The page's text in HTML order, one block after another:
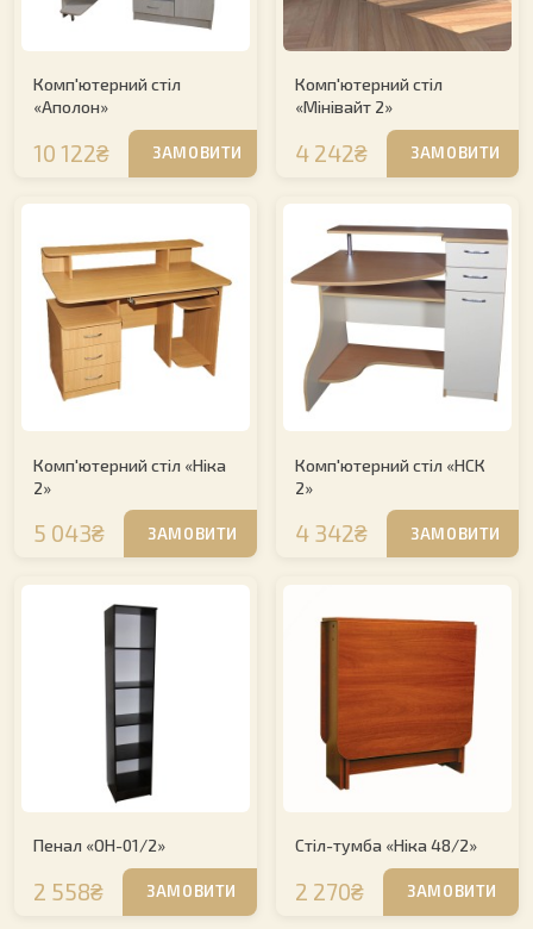
Комп'ютерний стіл
«Аполон»
10 122₴ ЗАМОВИТИ
Комп'ютерний стіл
«Мінівайт 2»
4 242₴ ЗАМОВИТИ
Комп'ютерний стіл «Ніка
2»
5 043₴ ЗАМОВИТИ
Комп'ютерний стіл «НСК
2»
4 342₴ ЗАМОВИТИ
Пенал «ОН-01/2»
2 558₴ ЗАМОВИТИ
Стіл-тумба «Ніка 48/2»
2 270₴ ЗАМОВИТИ